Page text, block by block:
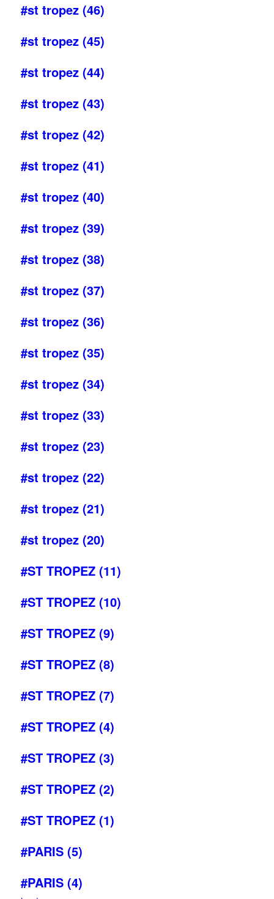
#st tropez (46)
#st tropez (45)
#st tropez (44)
#st tropez (43)
#st tropez (42)
#st tropez (41)
#st tropez (40)
#st tropez (39)
#st tropez (38)
#st tropez (37)
#st tropez (36)
#st tropez (35)
#st tropez (34)
#st tropez (33)
#st tropez (23)
#st tropez (22)
#st tropez (21)
#st tropez (20)
#ST TROPEZ (11)
#ST TROPEZ (10)
#ST TROPEZ (9)
#ST TROPEZ (8)
#ST TROPEZ (7)
#ST TROPEZ (4)
#ST TROPEZ (3)
#ST TROPEZ (2)
#ST TROPEZ (1)
#PARIS (5)
#PARIS (4)